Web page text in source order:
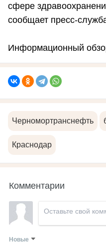
сфере
сообщает пресс-
Информационный
Черномортранснефть
Краснодар
Комментарии
Новые